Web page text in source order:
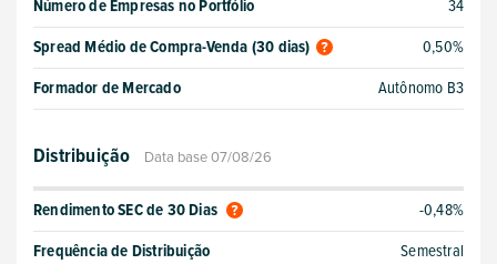
Número de Empresas no Portfólio
34
Spread Médio de Compra-Venda (30 dias)
0,50%
Formador de Mercado
Autônomo B3
Distribuição Data base 07/08/26
Rendimento SEC de 30 Dias
-0,48%
Frequência de Distribuição
Semestral